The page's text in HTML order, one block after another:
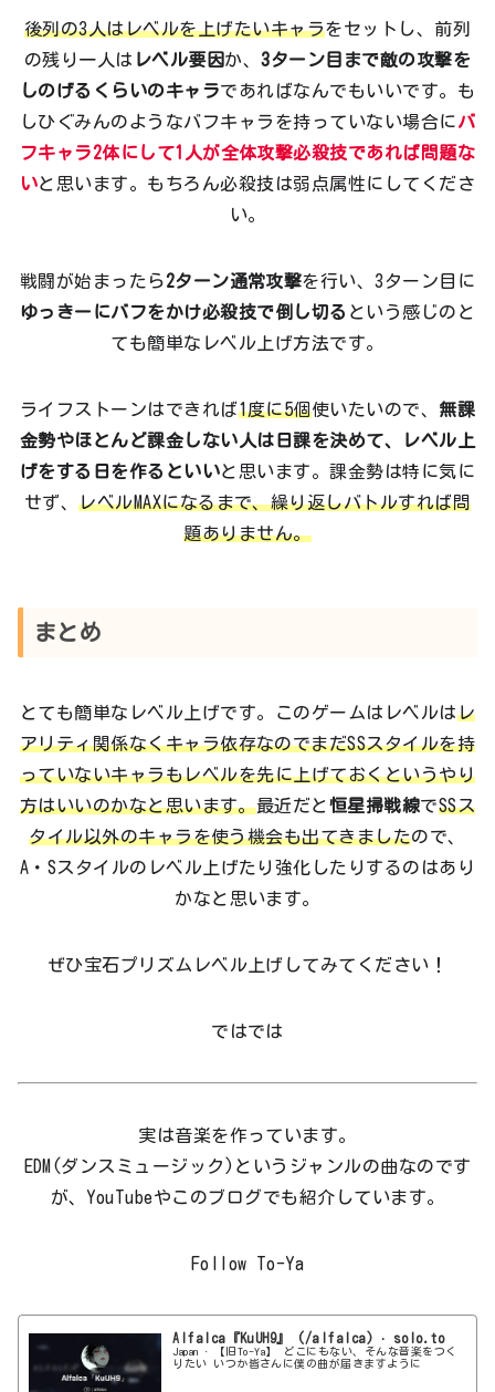
後列の3人はレベルを上げたいキャラをセットし、前列
の残り一人は レベル要因か、3ターン目まで敵の攻撃を
しのげるくらいのキャラであればなんでもいいです。も
しひぐみんのようなバフキャラを持っていない場合にバ
フキャラ2体にして1人が全体攻撃必殺技であれば問題な
いと思います。もちろん必殺技は弱点属性にしてくださ
い。
戦闘が始まったら2ターン通常攻撃を行い、3ターン目に
ゆっきーにバフをかけ必殺技で倒し切る という感じのと
ても簡単なレベル上げ方法です。
ライフストーンはできれば1度に5個使いたいので、 無課
金勢やほとんど課金しない人は日課を決めて、レベル上
げをする日を作るといいと思います。課金勢は特に気に
せず、レベルMAXになるまで、繰り返しバトルすれば問
題ありません。
まとめ
とても簡単なレベル上げです。このゲームはレベルはレ
アリティ関係なくキャラ依存なのでまだSSスタイルを持
っていないキャラもレベルを先に上げておくというやり
方はいいのかなと思います。最近だと恒星掃戦線でSSス
タイル以外のキャラを使う機会も出てきましたので、
A・Sスタイルのレベル上げたり強化したりするのはあり
かなと思います。
ぜひ宝石プリズムレベル上げしてみてください！
ではでは
実は音楽を作っています。
EDM(ダンスミュージック)というジャンルの曲なのです
が、YouTubeやこのブログでも紹介しています。
Follow To-Ya
Alfalca『KuUH9』 (/alfalca) · solo.to
Japan · 【旧To-Ya】 どこにもない、そんな音楽をつく
りたい いつか皆さんに僕の曲が届きますように